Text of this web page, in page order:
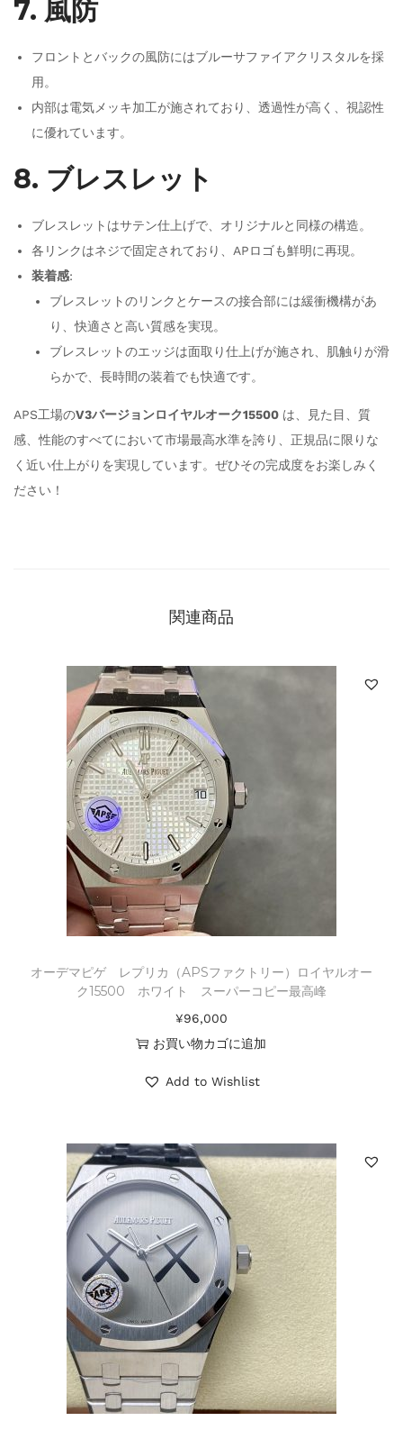
7. 風防
フロントとバックの風防にはブルーサファイアクリスタルを採
用。
内部は電気メッキ加工が施されており、透過性が高く、視認性
に優れています。
8. ブレスレット
ブレスレットはサテン仕上げで、オリジナルと同様の構造。
各リンクはネジで固定されており、APロゴも鮮明に再現。
装着感:
ブレスレットのリンクとケースの接合部には緩衝機構があ
り、快適さと高い質感を実現。
ブレスレットのエッジは面取り仕上げが施され、肌触りが滑
らかで、長時間の装着でも快適です。
APS工場のV3バージョンロイヤルオーク15500 は、見た目、質
感、性能のすべてにおいて市場最高水準を誇り、正規品に限りな
く近い仕上がりを実現しています。ぜひその完成度をお楽しみく
ださい！
関連商品
オーデマピゲ レプリカ（APSファクトリー）ロイヤルオー
ク15500 ホワイト スーパーコピー最高峰
¥96,000
お買い物カゴに追加
Add to Wishlist